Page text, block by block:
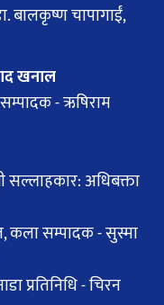
बालकृष्ण चापागाईं,
खनाल
- ऋषिराम
सल्लाहकार: अधिबक्ता
कला सम्पादक - सुस्मा
प्रतिनिधि - चिरन